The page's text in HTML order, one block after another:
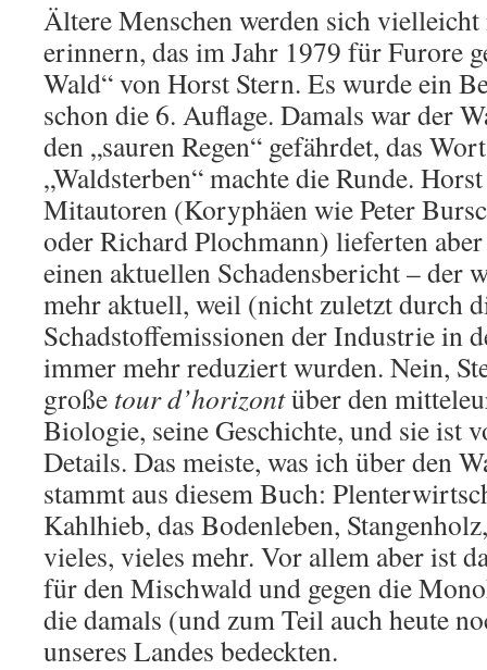
Ältere Menschen werden sich
erinnern, das im Jahr 1979 für Furore
Wald“ von Horst Stern. Es wurde ein
schon die 6. Auflage. Damals war der
den „sauren Regen“ gefährdet, das
„Waldsterben“ machte die Runde.
Mitautoren (Koryphäen wie Peter
oder Richard Plochmann) lieferten
einen aktuellen Schadensbericht – der
mehr aktuell, weil (nicht zuletzt durch
Schadstoffemissionen der Industrie in
immer mehr reduziert wurden. Nein,
große tour d’horizontüber den
Biologie, seine Geschichte, und sie ist
Details. Das meiste, was ich über den
stammt aus diesem Buch:
Kahlhieb, das Bodenleben,
vieles, vieles mehr. Vor allem aber ist
für den Mischwald und gegen die
die damals (und zum Teil auch heute
unseres Landes bedeckten.